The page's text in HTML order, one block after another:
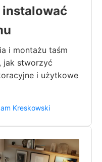
i montażu taśm
jak stworzyć
i użytkowe
Kreskowski